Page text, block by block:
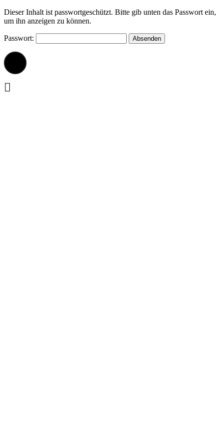
Skip
to
Dieser Inhalt ist passwortgeschützt. Bitte gib unten das Passwort ein,
um ihn anzeigen zu können.
Passwort: